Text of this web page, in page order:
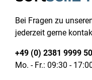
Bei Fragen zu
jederzeit gerne
+49 (0) 2381 9999
Mo. - Fr.: 09:30 -